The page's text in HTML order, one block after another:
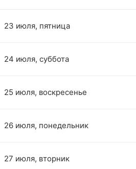
23 июля, пятница
24 июля, суббота
25 июля, воскресенье
26 июля, понедельник
27 июля, вторник